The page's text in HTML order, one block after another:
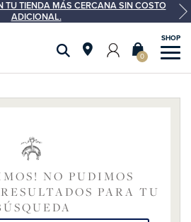
TU TIENDA MÁS CERCANA SIN COSTO
ADICIONAL.
0
NO PUDIMOS
PARA TU